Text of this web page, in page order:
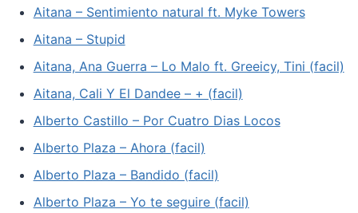
Aitana – Sentimiento natural ft. Myke Towers
Aitana – Stupid
Aitana, Ana Guerra – Lo Malo ft. Greeicy, Tini (facil)
Aitana, Cali Y El Dandee – + (facil)
Alberto Castillo – Por Cuatro Dias Locos
Alberto Plaza – Ahora (facil)
Alberto Plaza – Bandido (facil)
Alberto Plaza – Yo te seguire (facil)